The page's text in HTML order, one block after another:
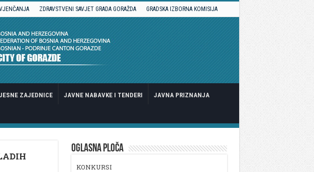
ZDRAVSTVENI SAVJET GRADA GORAŽDA GRADSKA IZBORNA KOMISIJA
ZAJEDNICE JAVNE NABAVKE I TENDERI JAVNA PRIZNANJA
OGLASNA PLOČA
KONKURSI